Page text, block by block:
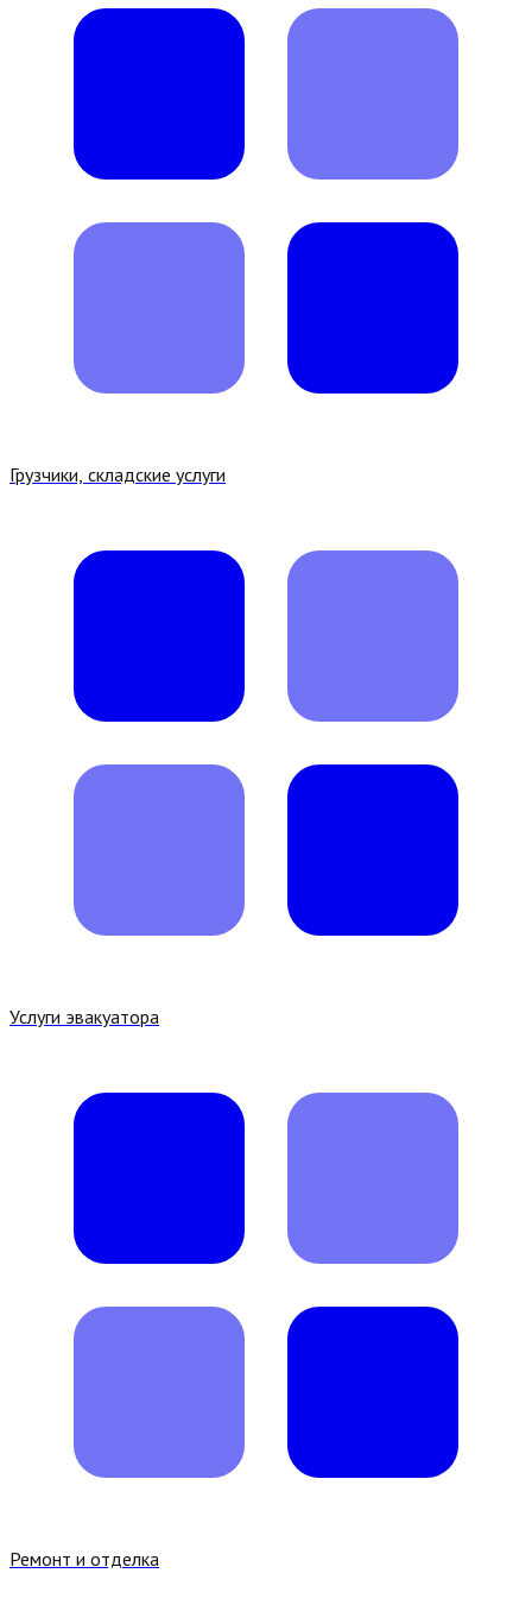
Грузчики, складские услуги
Услуги эвакуатора
Ремонт и отделка